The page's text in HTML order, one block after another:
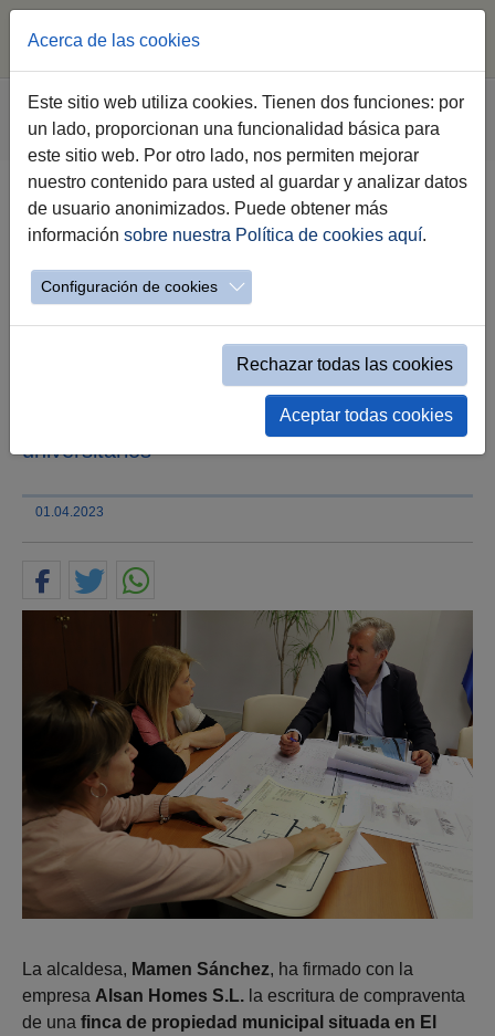
Saltar al contenido principal
Estás aquí:
Jerez.es Webs Municipales
Sala de Prensa
Nota de Prensa
La alcaldesa firma la venta de una
parcela municipal de El Pelirón
que irá destinada a 22 viviendas
La empresa adjudicataria, Alsan Homes,
solicitará licencia en abril para 20
apartamentos loft y dos áticos, que van
destinados principalmente a cubrir la
demanda de pisos para estudiantes
universitarios
01.04.2023
La alcaldesa, Mamen Sánchez, ha firmado con la
empresa Alsan Homes S.L. la escritura de compraventa
de una finca de propiedad municipal situada en El
Acerca de las cookies
Este sitio web utiliza cookies. Tienen dos funciones: por
un lado, proporcionan una funcionalidad básica para
este sitio web. Por otro lado, nos permiten mejorar
nuestro contenido para usted al guardar y analizar datos
de usuario anonimizados. Puede obtener más
información sobre nuestra Política de cookies aquí.
Configuración de cookies
Rechazar todas las cookies
Aceptar todas cookies